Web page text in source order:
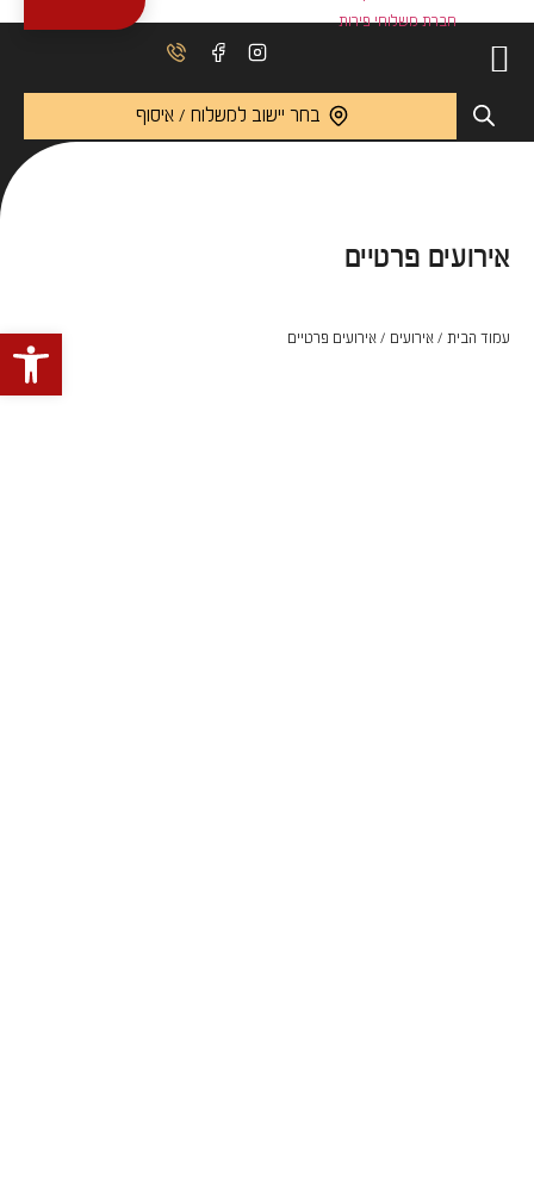
בחר יישוב למשלוח / איסוף
אירועים פרטיים
עמוד הבית /אירועים / אירועים פרטיים